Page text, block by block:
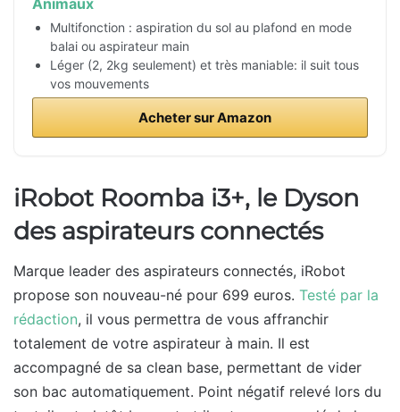
Multifonction : aspiration du sol au plafond en mode
balai ou aspirateur main
Léger (2, 2kg seulement) et très maniable: il suit tous
vos mouvements
Acheter sur Amazon
iRobot Roomba i3+, le Dyson
des aspirateurs connectés
Marque leader des aspirateurs connectés, iRobot
propose son nouveau-né pour 699 euros. Testé par la
rédaction, il vous permettra de vous affranchir
totalement de votre aspirateur à main. Il est
accompagné de sa clean base, permettant de vider
son bac automatiquement. Point négatif relevé lors du